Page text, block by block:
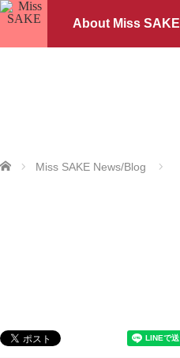
About Miss SAKE
ホーム Miss SAKE News/Blog